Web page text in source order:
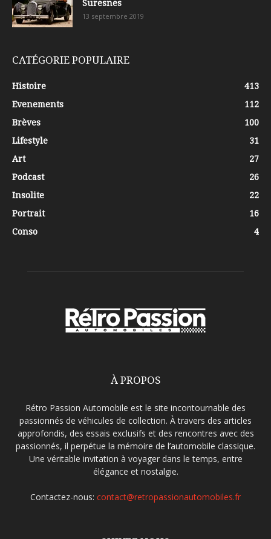
Suresnes
13 septembre 2019
CATÉGORIE POPULAIRE
Histoire
413
Evenements
112
Brèves
100
Lifestyle
31
Art
27
Podcast
26
Insolite
22
Portrait
16
Conso
4
À PROPOS
Rétro Passion Automobile est le site incontournable des
passionnés de véhicules de collection. À travers des articles
approfondis, des essais exclusifs et des rencontres avec des
passionnés, il perpétue la mémoire de l’automobile classique.
Une véritable invitation à voyager dans le temps, entre
élégance et nostalgie.
Contactez-nous: contact@retropassionautomobiles.fr